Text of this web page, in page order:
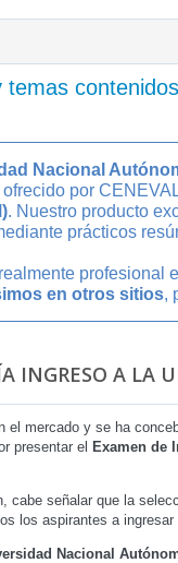
temas contenidos
Nacional
por
. Nuestro producto
prácticos
profesional
en otros sitios,
INGRESO A
el mercado y se ha
presentar el Examen de
cabe señalar que la
los aspirantes a ingresar
Nacional